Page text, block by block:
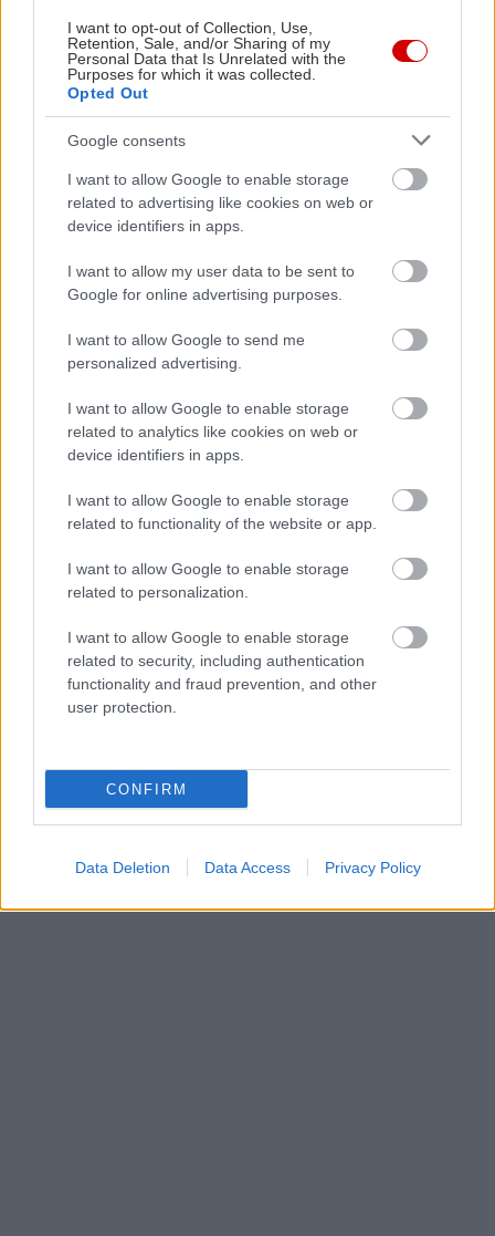
I want to opt-out of Collection, Use,
Retention, Sale, and/or Sharing of my
Personal Data that Is Unrelated with the
Purposes for which it was collected.
Opted Out
Google consents
I want to allow Google to enable storage
related to advertising like cookies on web or
device identifiers in apps.
I want to allow my user data to be sent to
Google for online advertising purposes.
I want to allow Google to send me
personalized advertising.
I want to allow Google to enable storage
related to analytics like cookies on web or
device identifiers in apps.
I want to allow Google to enable storage
related to functionality of the website or app.
I want to allow Google to enable storage
related to personalization.
I want to allow Google to enable storage
related to security, including authentication
functionality and fraud prevention, and other
user protection.
CONFIRM
Data Deletion Data Access Privacy Policy
Γαλαζοπράσινα νερά, ψιλό βοτσαλάκι, και σκηνικό
που σου δίνει την (ψευδ)αίσθηση ότι είσαι ήδη
διακοπές, ενώ δεν έχεις απομακρυνθεί ούτε μία
ώρα από το κέντρο. Το Νησί του Ντούνη είναι μια
παραλία φανταστική, με ένα νησάκι στο οποίο
πας άνετα κολυμπώντας ή και περπατώντας στα
ρηχά, ζεστά νερά του, ενώ ακριβώς δίπλα της, η
Αλθέα έχει τέλεια αμμουδιά και νερά που δύσκολα
θα φανταζόσουν ότι μπορείς να βρεις στον
Σαρωνικό.
Λεπτομέρειες εδώ -Στο Νησί του Ντούνη οι